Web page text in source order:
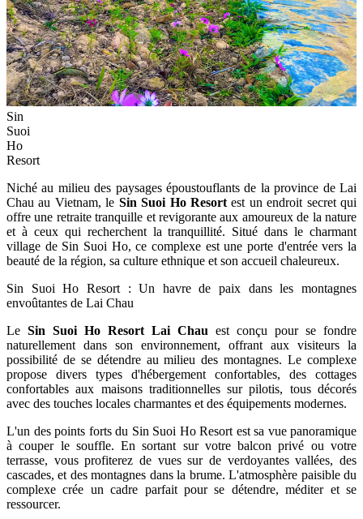
Sin
Suoi
Ho
Resort
Niché au milieu des paysages époustouflants de la province de Lai
Chau au Vietnam, le Sin Suoi Ho Resortest un endroit secret qui
offre une retraite tranquille et revigorante aux amoureux de la nature
et à ceux qui recherchent la tranquillité. Situé dans le charmant
village de Sin Suoi Ho, ce complexe est une porte d'entrée vers la
beauté de la région, sa culture ethnique et son accueil chaleureux.
Sin Suoi Ho Resort : Un havre de paix dans les montagnes
envoûtantes de Lai Chau
Le Sin Suoi Ho Resort Lai Chau est conçu pour se fondre
naturellement dans son environnement, offrant aux visiteurs la
possibilité de se détendre au milieu des montagnes. Le complexe
propose divers types d'hébergement confortables, des cottages
confortables aux maisons traditionnelles sur pilotis, tous décorés
avec des touches locales charmantes et des équipements modernes.
L'un des points forts du Sin Suoi Ho Resort est sa vue panoramique
à couper le souffle. En sortant sur votre balcon privé ou votre
terrasse, vous profiterez de vues sur de verdoyantes vallées, des
cascades, et des montagnes dans la brume. L'atmosphère paisible du
complexe crée un cadre parfait pour se détendre, méditer et se
ressourcer.